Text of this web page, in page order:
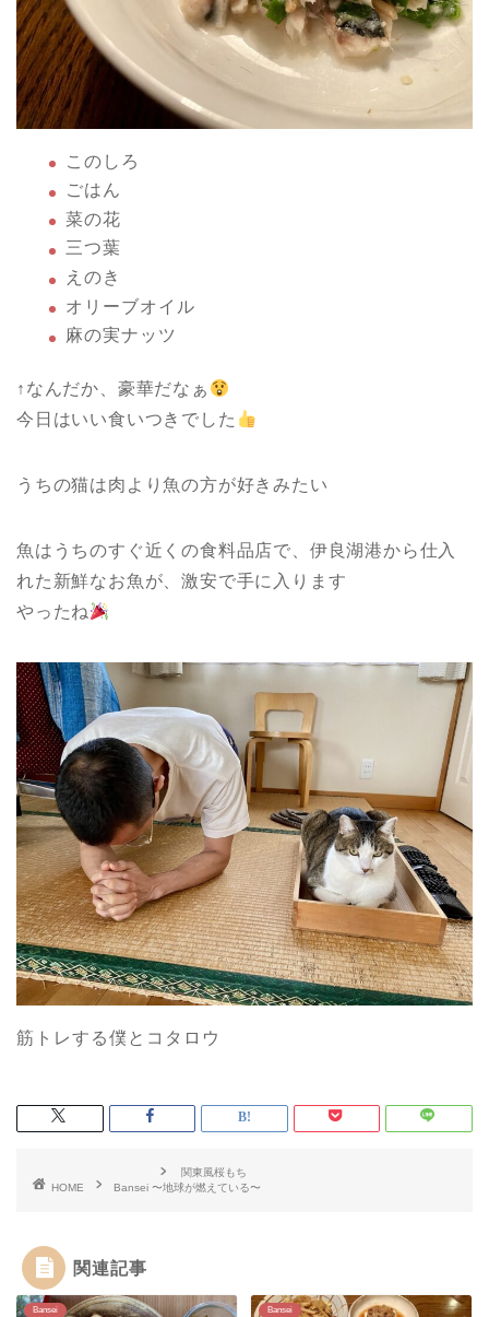
このしろ
ごはん
菜の花
三つ葉
えのき
オリーブオイル
麻の実ナッツ
↑なんだか、豪華だなぁ
今日はいい食いつきでした
うちの猫は肉より魚の方が好きみたい
魚はうちのすぐ近くの食料品店で、伊良湖港から仕入
れた新鮮なお魚が、激安で手に入ります
やったね
筋トレする僕とコタロウ
HOME Bansei
関東風桜もち
〜地球が燃えている〜
関連記事
Bansei Bansei